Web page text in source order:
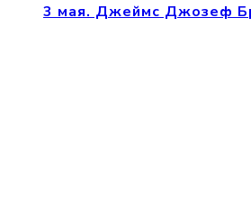
3 мая. Джеймс Джозеф